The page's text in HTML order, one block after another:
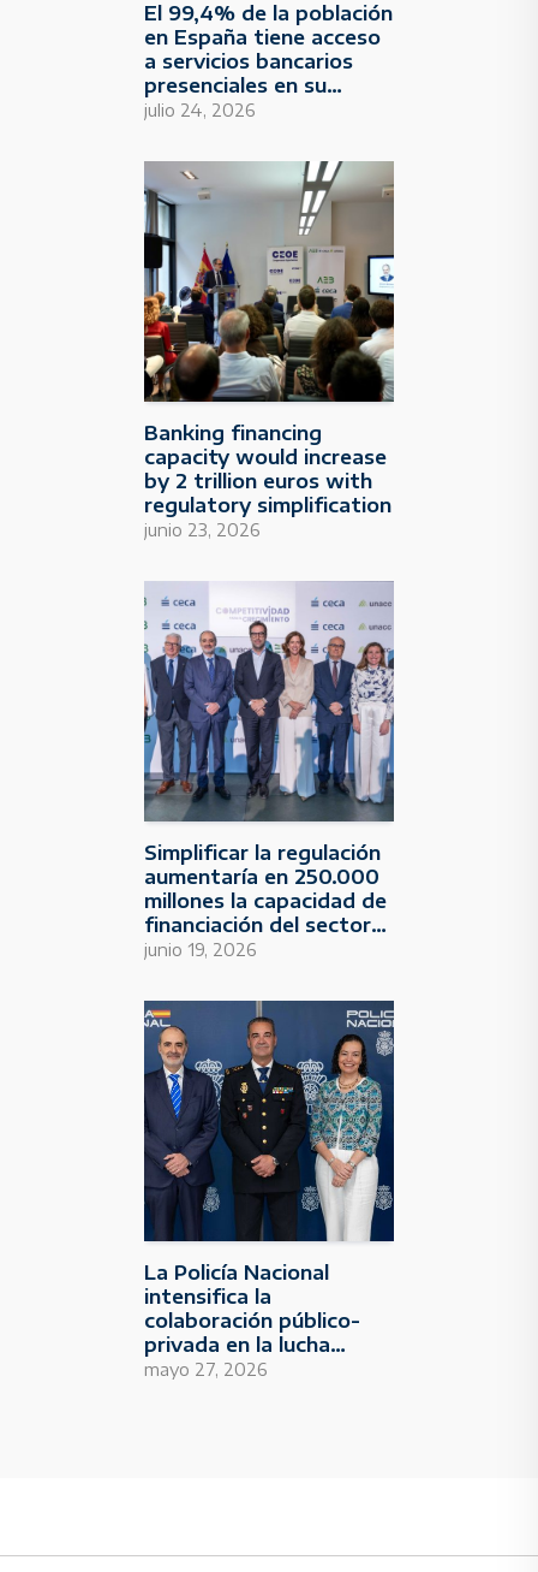
El 99,4% de la población
en España tiene acceso
a servicios bancarios
presenciales en su
municipio
julio 24, 2026
Banking financing
capacity would increase
by 2 trillion euros with
regulatory simplification
junio 23, 2026
Simplificar la regulación
aumentaría en 250.000
millones la capacidad de
financiación del sector
bancario en España
junio 19, 2026
La Policía Nacional
intensifica la
colaboración público-
privada en la lucha
contra la financiación
mayo 27, 2026